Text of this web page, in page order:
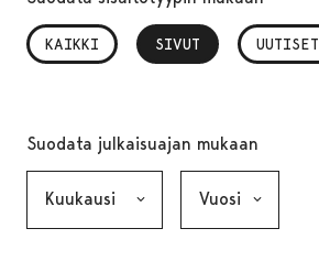
KAIKKI SIVUT
, VALITTU UUTISET
Suodata julkaisuajan mukaan